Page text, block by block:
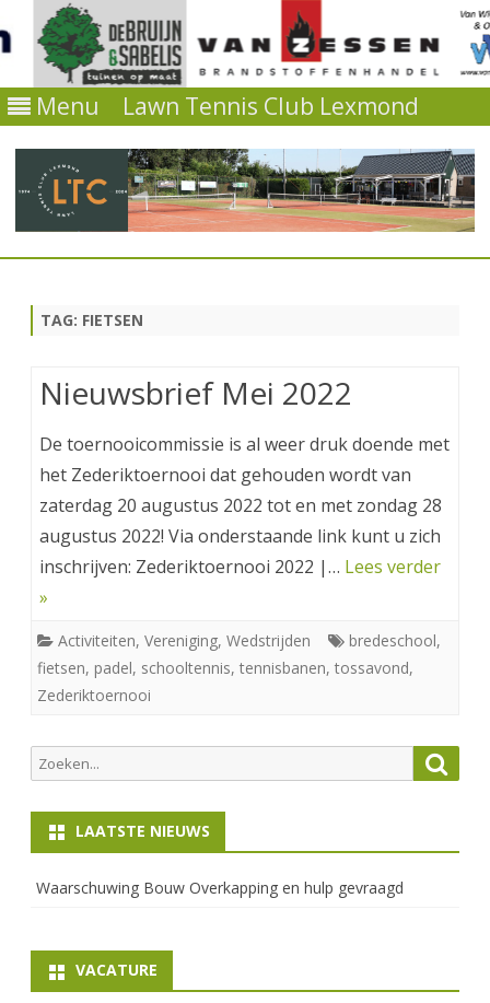
Menu Lawn Tennis Club Lexmond
TAG: FIETSEN
Nieuwsbrief Mei 2022
De toernooicommissie is al weer druk doende met
het Zederiktoernooi dat gehouden wordt van
zaterdag 20 augustus 2022 tot en met zondag 28
augustus 2022! Via onderstaande link kunt u zich
inschrijven: Zederiktoernooi 2022 |… Lees verder
»
Activiteiten, Vereniging, Wedstrijden bredeschool,
fietsen, padel, schooltennis, tennisbanen, tossavond,
Zederiktoernooi
Zoeken
naar:
LAATSTE NIEUWS
Waarschuwing Bouw Overkapping en hulp gevraagd
VACATURE